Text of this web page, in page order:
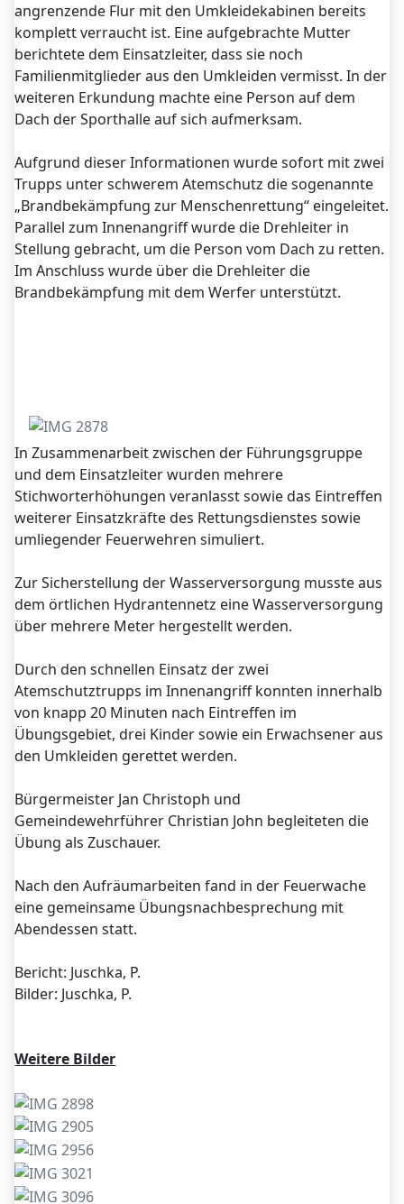
angrenzende Flur mit den Umkleidekabinen bereits
komplett verraucht ist. Eine aufgebrachte Mutter
berichtete dem Einsatzleiter, dass sie noch
Familienmitglieder aus den Umkleiden vermisst. In der
weiteren Erkundung machte eine Person auf dem
Dach der Sporthalle auf sich aufmerksam.
Aufgrund dieser Informationen wurde sofort mit zwei
Trupps unter schwerem Atemschutz die sogenannte
„Brandbekämpfung zur Menschenrettung“ eingeleitet.
Parallel zum Innenangriff wurde die Drehleiter in
Stellung gebracht, um die Person vom Dach zu retten.
Im Anschluss wurde über die Drehleiter die
Brandbekämpfung mit dem Werfer unterstützt.
In Zusammenarbeit zwischen der Führungsgruppe
und dem Einsatzleiter wurden mehrere
Stichworterhöhungen veranlasst sowie das Eintreffen
weiterer Einsatzkräfte des Rettungsdienstes sowie
umliegender Feuerwehren simuliert.
Zur Sicherstellung der Wasserversorgung musste aus
dem örtlichen Hydrantennetz eine Wasserversorgung
über mehrere Meter hergestellt werden.
Durch den schnellen Einsatz der zwei
Atemschutztrupps im Innenangriff konnten innerhalb
von knapp 20 Minuten nach Eintreffen im
Übungsgebiet, drei Kinder sowie ein Erwachsener aus
den Umkleiden gerettet werden.
Bürgermeister Jan Christoph und
Gemeindewehrführer Christian John begleiteten die
Übung als Zuschauer.
Nach den Aufräumarbeiten fand in der Feuerwache
eine gemeinsame Übungsnachbesprechung mit
Abendessen statt.
Bericht: Juschka, P.
Bilder: Juschka, P.
Weitere Bilder